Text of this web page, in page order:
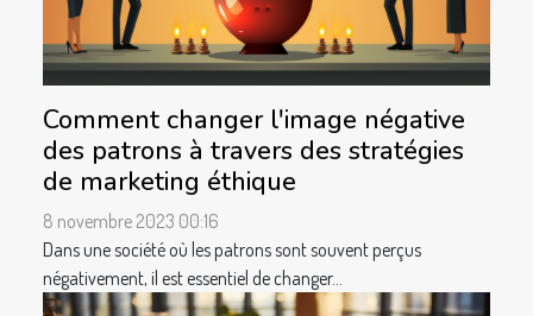
Comment changer l'image négative
des patrons à travers des stratégies
de marketing éthique
8 novembre 2023 00:16
Dans une société où les patrons sont souvent perçus
négativement, il est essentiel de changer...